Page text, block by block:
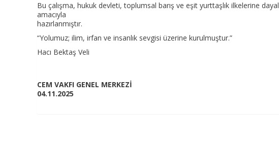
Bu çalışma, hukuk devleti, toplumsal barış ve eşit yurttaşlık ilkelerine
amacıyla
hazırlanmıştır.
“Yolumuz; ilim, irfan ve insanlık sevgisi üzerine kurulmuştur.”
Hacı Bektaş Veli
CEM VAKFI GENEL MERKEZİ
04.11.2025